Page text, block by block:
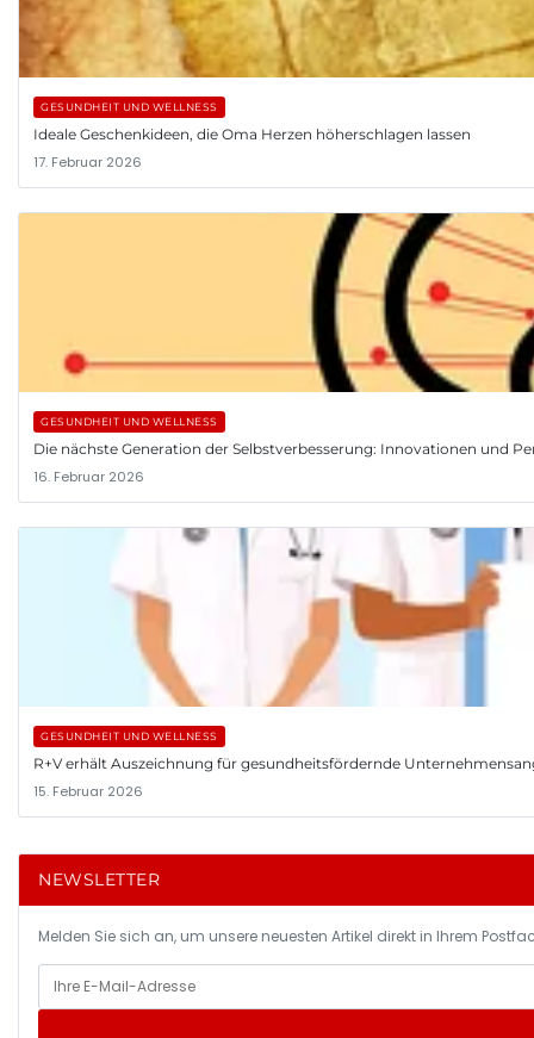
GESUNDHEIT UND WELLNESS
Ideale Geschenkideen, die Oma Herzen höherschlagen lassen
17. Februar 2026
GESUNDHEIT UND WELLNESS
Die nächste Generation der Selbstverbesserung: Innovationen und
16. Februar 2026
GESUNDHEIT UND WELLNESS
R+V erhält Auszeichnung für gesundheitsfördernde
15. Februar 2026
NEWSLETTER
Melden Sie sich an, um unsere neuesten Artikel direkt in Ihrem